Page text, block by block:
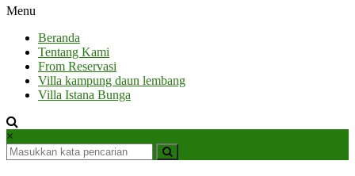
Menu
Beranda
Tentang Kami
From Reservasi
Villa kampung daun lembang
Villa Istana Bunga
×